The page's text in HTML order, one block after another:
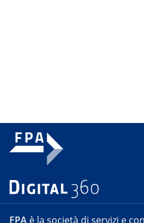
FPA è la società di servizi e